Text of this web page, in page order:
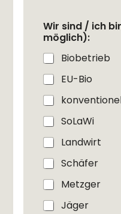
Wir sind / ich
möglich):
Biobetrieb
EU-Bio
SoLaWi
Landwirt
Schäfer
Metzger
Jäger